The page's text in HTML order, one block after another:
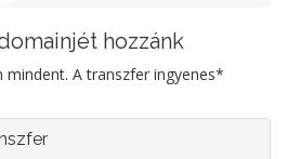
hozzánk
mindent. A transzfer ingyenes*